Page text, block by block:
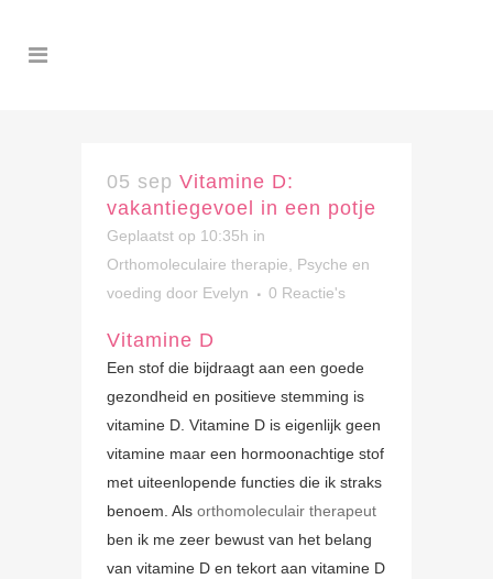
05 sep Vitamine D:
vakantiegevoel in een potje
Geplaatst op 10:35h in
Orthomoleculaire therapie
Psyche en
voeding door Evelyn 0 Reactie's
Vitamine D
Een stof die bijdraagt aan een goede
gezondheid en positieve stemming is
vitamine D. Vitamine D is eigenlijk geen
vitamine maar een hormoonachtige stof
met uiteenlopende functies die ik straks
benoem. Als orthomoleculair therapeut
ben ik me zeer bewust van het belang
van vitamine D en tekort aan vitamine D